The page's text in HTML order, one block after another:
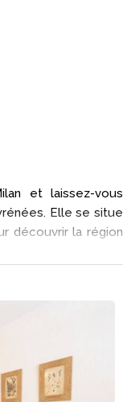
et laissez-vous
Elle se situe
découvrir la région
dans le coin. On
pouvez aller au
Milan. Pour les